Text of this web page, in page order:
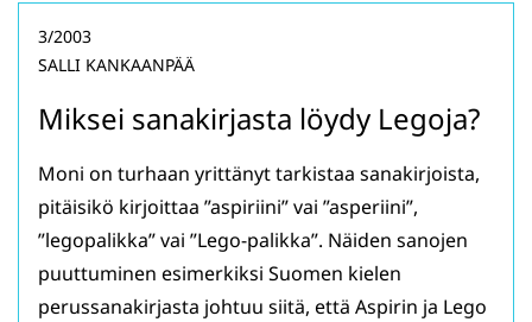
Miksei sanakirjasta löydy Legoja?
3/2003
SALLI KANKAANPÄÄ
Moni on turhaan yrittänyt tarkistaa sanakirjoista,
pitäisikö kirjoittaa ”aspiriini” vai ”asperiini”,
”legopalikka” vai ”Lego-palikka”. Näiden sanojen
puuttuminen esimerkiksi Suomen kielen
perussanakirjasta johtuu siitä, että Aspirin ja Lego